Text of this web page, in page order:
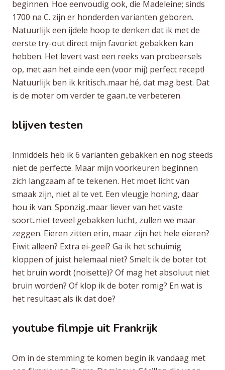
beginnen. Hoe eenvoudig ook, die Madeleine; sinds
1700 na C. zijn er honderden varianten geboren.
Natuurlijk een ijdele hoop te denken dat ik met de
eerste try-out direct mijn favoriet gebakken kan
hebben. Het levert vast een reeks van probeersels
op, met aan het einde een (voor mij) perfect recept!
Natuurlijk ben ik kritisch..maar hé, dat mag best. Dat
is de moter om verder te gaan..te verbeteren.
blijven testen
Inmiddels heb ik 6 varianten gebakken en nog steeds
niet de perfecte. Maar mijn voorkeuren beginnen
zich langzaam af te tekenen. Het moet licht van
smaak zijn, niet al te vet. Een vleugje honing, daar
hou ik van. Sponzig..maar liever van het vaste
soort..niet teveel gebakken lucht, zullen we maar
zeggen. Eieren zitten erin, maar zijn het hele eieren?
Eiwit alleen? Extra ei-geel? Ga ik het schuimig
kloppen of juist helemaal niet? Smelt ik de boter tot
het bruin wordt (noisette)? Of mag het absoluut niet
bruin worden? Of klop ik de boter romig? En wat is
het resultaat als ik dat doe?
youtube filmpje uit Frankrijk
Om in de stemming te komen begin ik vandaag met